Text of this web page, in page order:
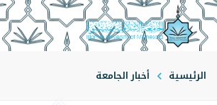
الرئيسية أخبار الجامعة